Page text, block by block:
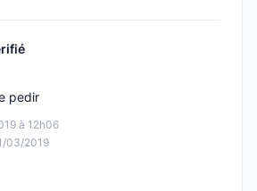
à 12h06
03/2019
pedir